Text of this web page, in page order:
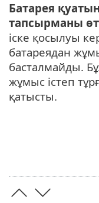
Батарея
тапсырманы
іске қосылуы
батареядан
басталмайды.
жұмыс істеп
қатысты.